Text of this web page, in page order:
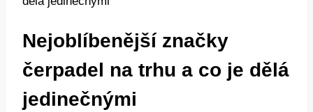
Nejoblíbenější značky
čerpadel na trhu a co je dělá
jedinečnými